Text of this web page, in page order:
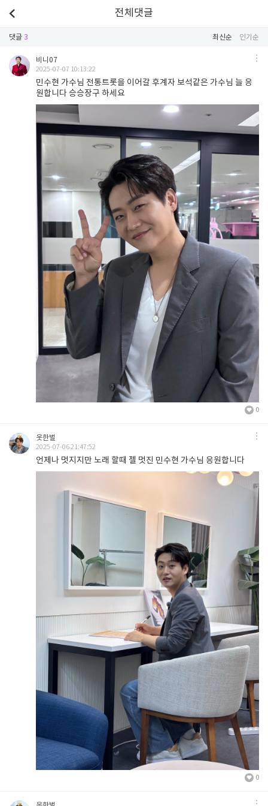
전체댓글
댓글 3 최신순 인기순
비니07
2025-07-07 10:13:22
민수현 가수님 전통트롯을 이어갈 후계자 보석같은 가수님 늘 응
원합니다 승승장구 하세요
0
옷한벌
2025-07-06 21:47:52
언제나 멋지지만 노래 할때 젤 멋진 민수현 가수님 응원합니다
0